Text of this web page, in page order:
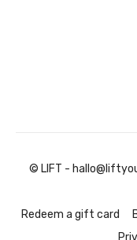
© LIFT -
Redeem a gift card